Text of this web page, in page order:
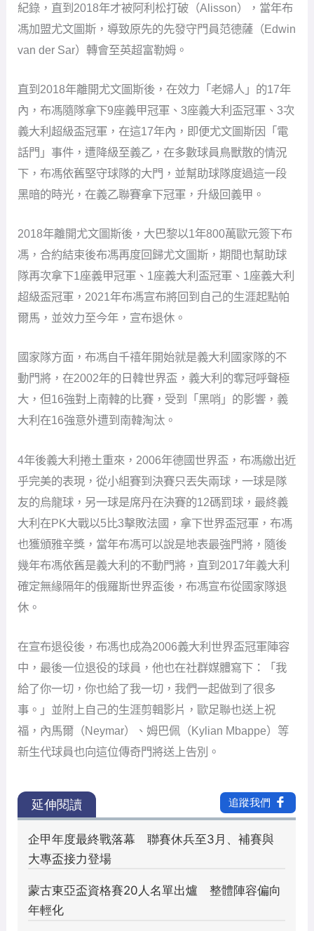
紀錄，直到2018年才被阿利松打破（Alisson），當年布
馮加盟尤文圖斯，導致原先的先發守門員范德薩（Edwin
van der Sar）轉會至英超富勒姆。
直到2018年離開尤文圖斯後，在效力「老婦人」的17年
內，布馮隨隊拿下9座義甲冠軍、3座義大利盃冠軍、3次
義大利超級盃冠軍，在這17年內，即便尤文圖斯因「電
話門」事件，遭降級至義乙，在多數球員鳥獸散的情況
下，布馮依舊堅守球隊的大門，並幫助球隊度過這一段
黑暗的時光，在義乙聯賽拿下冠軍，升級回義甲。
2018年離開尤文圖斯後，大巴黎以1年800萬歐元簽下布
馮，合約結束後布馮再度回歸尤文圖斯，期間也幫助球
隊再次拿下1座義甲冠軍、1座義大利盃冠軍、1座義大利
超級盃冠軍，2021年布馮宣布將回到自己的生涯起點帕
爾馬，並效力至今年，宣布退休。
國家隊方面，布馮自千禧年開始就是義大利國家隊的不
動門將，在2002年的日韓世界盃，義大利的奪冠呼聲極
大，但16強對上南韓的比賽，受到「黑哨」的影響，義
大利在16強意外遭到南韓淘汰。
4年後義大利捲土重來，2006年德國世界盃，布馮繳出近
乎完美的表現，從小組賽到決賽只丟失兩球，一球是隊
友的烏龍球，另一球是席丹在決賽的12碼罰球，最終義
大利在PK大戰以5比3擊敗法國，拿下世界盃冠軍，布馮
也獲頒雅辛獎，當年布馮可以說是地表最強門將，隨後
幾年布馮依舊是義大利的不動門將，直到2017年義大利
確定無緣隔年的俄羅斯世界盃後，布馮宣布從國家隊退
休。
在宣布退役後，布馮也成為2006義大利世界盃冠軍陣容
中，最後一位退役的球員，他也在社群媒體寫下：「我
給了你一切，你也給了我一切，我們一起做到了很多
事。」並附上自己的生涯剪輯影片，歐足聯也送上祝
福，內馬爾（Neymar）、姆巴佩（Kylian Mbappe）等
新生代球員也向這位傳奇門將送上告別。